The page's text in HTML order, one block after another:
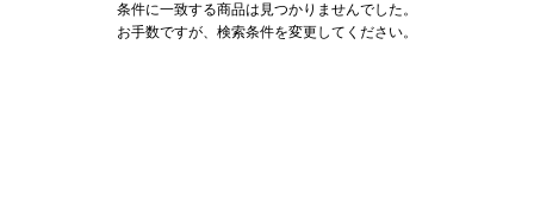
条件に一致する商品は見つかりませんでした。
お手数ですが、検索条件を変更してください。